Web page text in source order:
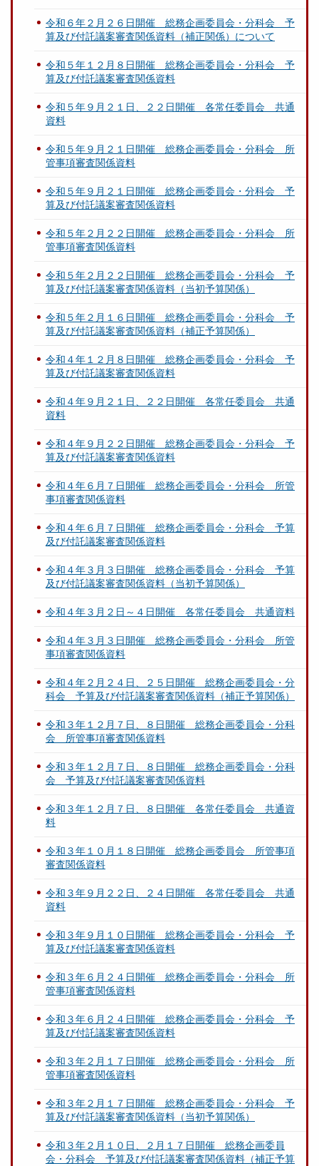
令和６年２月２６日開催 総務企画委員会・分科会 予
算及び付託議案審査関係資料（補正関係）について
令和５年１２月８日開催 総務企画委員会・分科会 予
算及び付託議案審査関係資料
令和５年９月２１日、２２日開催 各常任委員会 共通
資料
令和５年９月２１日開催 総務企画委員会・分科会 所
管事項審査関係資料
令和５年９月２１日開催 総務企画委員会・分科会 予
算及び付託議案審査関係資料
令和５年２月２２日開催 総務企画委員会・分科会 所
管事項審査関係資料
令和５年２月２２日開催 総務企画委員会・分科会 予
算及び付託議案審査関係資料（当初予算関係）
令和５年２月１６日開催 総務企画委員会・分科会 予
算及び付託議案審査関係資料（補正予算関係）
令和４年１２月８日開催 総務企画委員会・分科会 予
算及び付託議案審査関係資料
令和４年９月２１日、２２日開催 各常任委員会 共通
資料
令和４年９月２２日開催 総務企画委員会・分科会 予
算及び付託議案審査関係資料
令和４年６月７日開催 総務企画委員会・分科会 所管
事項審査関係資料
令和４年６月７日開催 総務企画委員会・分科会 予算
及び付託議案審査関係資料
令和４年３月３日開催 総務企画委員会・分科会 予算
及び付託議案審査関係資料（当初予算関係）
令和４年３月２日～４日開催 各常任委員会 共通資料
令和４年３月３日開催 総務企画委員会・分科会 所管
事項審査関係資料
令和４年２月２４日、２５日開催 総務企画委員会・分
科会 予算及び付託議案審査関係資料（補正予算関係）
令和３年１２月７日、８日開催 総務企画委員会・分科
会 所管事項審査関係資料
令和３年１２月７日、８日開催 総務企画委員会・分科
会 予算及び付託議案審査関係資料
令和３年１２月７日、８日開催 各常任委員会 共通資
料
令和３年１０月１８日開催 総務企画委員会 所管事項
審査関係資料
令和３年９月２２日、２４日開催 各常任委員会 共通
資料
令和３年９月１０日開催 総務企画委員会・分科会 予
算及び付託議案審査関係資料
令和３年６月２４日開催 総務企画委員会・分科会 所
管事項審査関係資料
令和３年６月２４日開催 総務企画委員会・分科会 予
算及び付託議案審査関係資料
令和３年２月１７日開催 総務企画委員会・分科会 所
管事項審査関係資料
令和３年２月１７日開催 総務企画委員会・分科会 予
算及び付託議案審査関係資料（当初予算関係）
令和３年２月１０日、２月１７日開催 総務企画委員
会・分科会 予算及び付託議案審査関係資料（補正予算